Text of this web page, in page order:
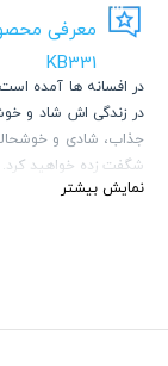
معرفی
KB331
در افسانه ها آمده
در زندگی اش شاد و
جذاب، شادی و
شگفت زده خواهید کرد.
نمایش بیشتر